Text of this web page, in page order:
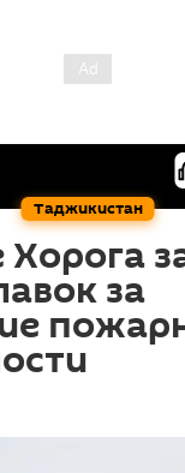
Таджикистан
за